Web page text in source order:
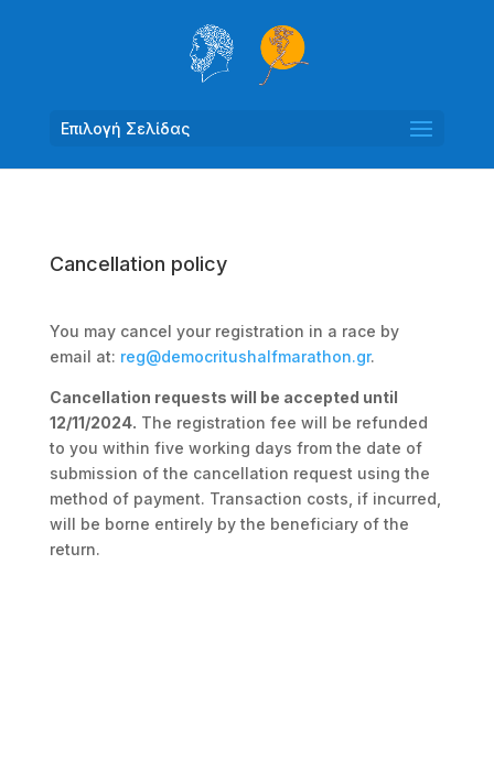
Επιλογή Σελίδας
Cancellation policy
You may cancel your registration in a race by
email at: reg@democritushalfmarathon.gr.
Cancellation requests will be accepted until
12/11/2024. The registration fee will be refunded
to you within five working days from the date of
submission of the cancellation request using the
method of payment. Transaction costs, if incurred,
will be borne entirely by the beneficiary of the
return.